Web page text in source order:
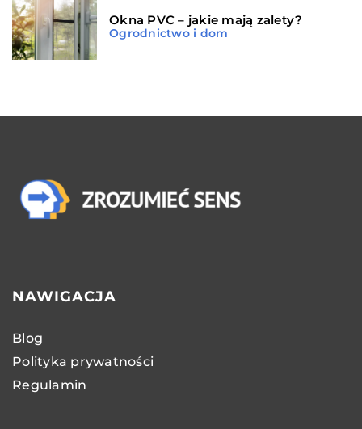
Okna PVC – jakie mają zalety?
Ogrodnictwo i dom
NAWIGACJA
Blog
Polityka prywatności
Regulamin